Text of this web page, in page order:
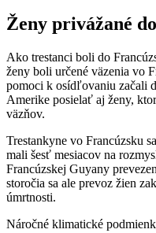
Ženy privážané
Ako trestanci boli do
ženy boli určené väzenia vo
pomoci k osídľovaniu začali
Amerike posielať aj ženy,
väzňov.
Trestankyne vo Francúzsku
mali šesť mesiacov na
Francúzskej Guyany
storočia sa ale prevoz žien
úmrtnosti.
Náročné klimatické